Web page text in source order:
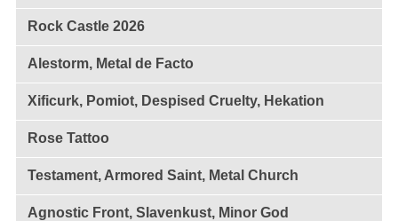
Rock Castle 2026
Alestorm, Metal de Facto
Xificurk, Pomiot, Despised Cruelty, Hekation
Rose Tattoo
Testament, Armored Saint, Metal Church
Agnostic Front, Slavenkust, Minor God